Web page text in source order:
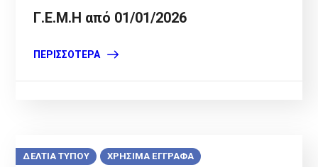
Γ.Ε.Μ.Η από 01/01/2026
ΠΕΡΙΣΣΌΤΕΡΑ
ΔΕΛΤΙΑ ΤΥΠΟΥ ΧΡΗΣΙΜΑ ΕΓΓΡΑΦΑ